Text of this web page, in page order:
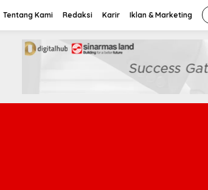
Tentang Kami Redaksi Karir Iklan & Marketing